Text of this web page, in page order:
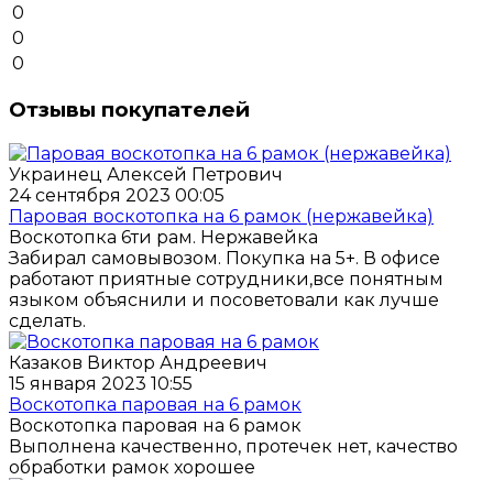
0
0
0
Отзывы покупателей
Украинец Алексей Петрович
24 сентября 2023 00:05
Паровая воскотопка на 6 рамок (нержавейка)
Воскотопка 6ти рам. Нержавейка
Забирал самовывозом. Покупка на 5+. В офисе
работают приятные сотрудники,все понятным
языком объяснили и посоветовали как лучше
сделать.
Казаков Виктор Андреевич
15 января 2023 10:55
Воскотопка паровая на 6 рамок
Воскотопка паровая на 6 рамок
Выполнена качественно, протечек нет, качество
обработки рамок хорошее